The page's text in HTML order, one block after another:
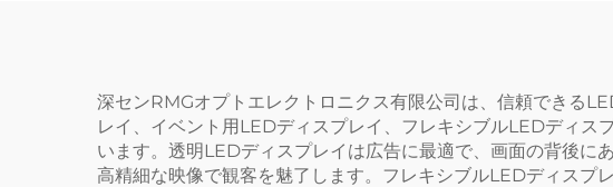
深センRMGオプトエレクトロニクス有限公司は、信頼できる
レイ、イベント用LEDディスプレイ、フレキシブルLEDディ
います。透明LEDディスプレイは広告に最適で、画面の背後
高精細な映像で観客を魅了します。フレキシブルLEDディスプ